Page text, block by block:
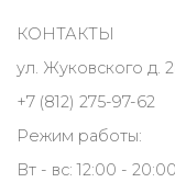
КОНТАКТЫ
ул. Жуковского д.
+7 (812) 275-97-62
Режим работы:
Вт - вс: 12:00 - 20:00